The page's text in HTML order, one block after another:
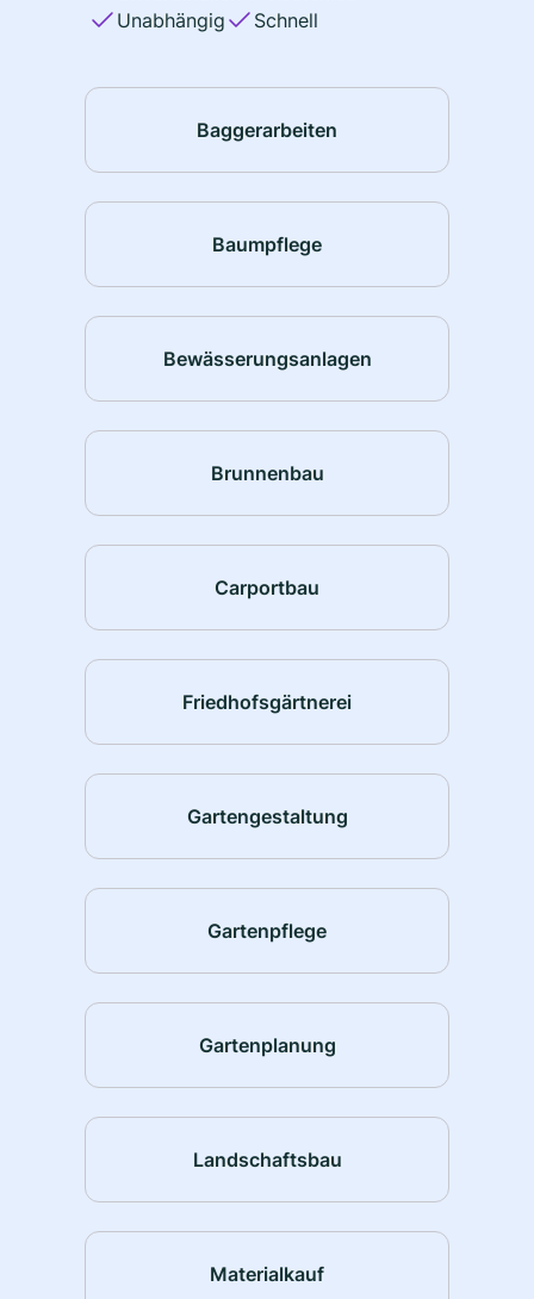
Unabhängig
Schnell
Baggerarbeiten
Baumpflege
Bewässerungsanlagen
Brunnenbau
Carportbau
Friedhofsgärtnerei
Gartengestaltung
Gartenpflege
Gartenplanung
Landschaftsbau
Materialkauf